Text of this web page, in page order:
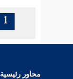
1
محاور رئيسية